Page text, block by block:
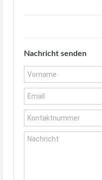
Nachricht senden